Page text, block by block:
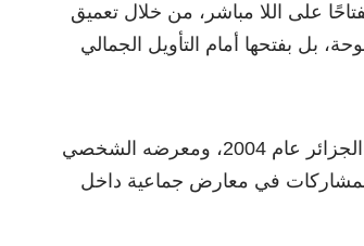
على اللا مباشر، من خلال تعميق
بل بفتحها أمام التأويل الجمالي
نظّم ياسر العنسي معرضه الشخصي الأول في الجزائر عام 2004، ومعرضه الشخصي
2007، وله عدد من المشاركات في معارض جماعية داخل